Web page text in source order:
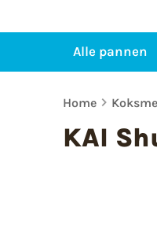
Alle pannen
Home
KAI